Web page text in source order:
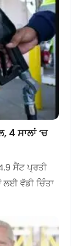
4 ਸਾਲਾਂ ‘ਚ
ਸੈਂਟ ਪ੍ਰਤੀ
ਵੱਡੀ ਚਿੰਤਾ